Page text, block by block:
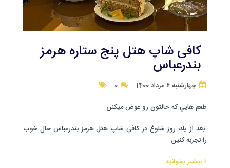
کافی شاپ هتل پنج ستاره هرمز
بندرعباس
چهارشنبه 6 مرداد 1400
طعم هايي كه حالتون رو عوض ميكنن
بعد از يك روز شلوغ در كافي شاپ هتل هرمز بندرعباس حال خوب
را تجربه كنين
بیشتر بخوانید